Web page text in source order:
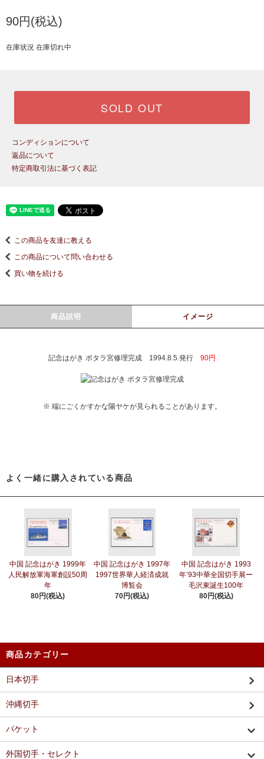
90円(税込)
在庫状況 在庫切れ中
SOLD OUT
コンディションについて
返品について
特定商取引法に基づく表記
この商品を友達に教える
この商品について問い合わせる
買い物を続ける
商品説明 イメージ
記念はがき ポタラ宮修理完成 1994.8.5.発行 90円
※ 端にごくかすかな陽ヤケが見られることがあります。
よく一緒に購入されている商品
中国 記念はがき 1999年
人民解放軍海軍創設50周
年
80円(税込)
中国 記念はがき 1997年
1997世界華人経済成就
博覧会
70円(税込)
中国 記念はがき 1993
年’93中華全国切手展ー
毛沢東誕生100年
80円(税込)
商品カテゴリー
日本切手
沖縄切手
パケット
外国切手・セレクト